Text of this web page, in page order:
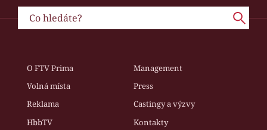
O FTV Prima
Management
Volná místa
Press
Reklama
Castingy a výzvy
HbbTV
Kontakty